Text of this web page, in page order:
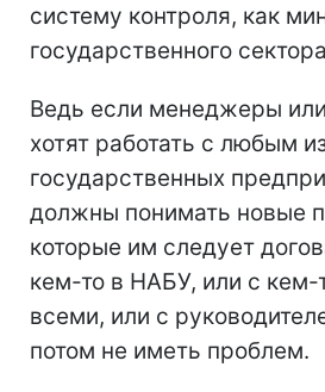
систему контроля, как
государственного
Ведь если менеджеры
хотят работать с любым
государственных
должны понимать новые
которые им следует
кем-то в НАБУ, или с
всеми, или с
потом не иметь проблем.